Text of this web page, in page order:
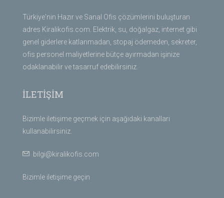
Türkiye'nin Hazır ve Sanal Ofis çözümlerini buluşturan
adres Kiralikofis.com. Elektrik, su, doğalgaz, internet gibi
genel giderlere katlanmadan, stopaj ödemeden, sekreter,
ofis personel maliyetlerine bütçe ayırmadan işinize
odaklanabilir ve tasarruf edebilirsiniz.
İLETİŞİM
Bizimle iletişime geçmek için aşağıdaki kanalları
kullanabilirsiniz.
bilgi@kiralikofis.com
Bizimle iletişime geçin